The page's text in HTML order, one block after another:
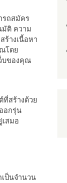
รถสมัคร
มัติ ความ
ร้างเนื้อหา
ณโดย
บของคุณ
ที่สร้างด้วย
อกรุ่น
สมอ
ป็นจำนวน